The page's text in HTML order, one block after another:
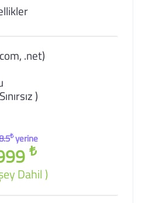
.net)
)
₺yerine
₺
Dahil )